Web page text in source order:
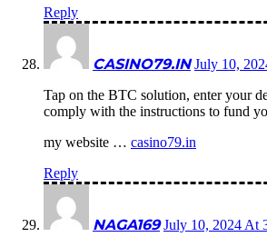
Reply
CASINO79.IN July 10,
Tap on the BTC solution, enter your
comply with the instructions to fund
my website … casino79.in
Reply
NAGA169 July 10, 2024 At